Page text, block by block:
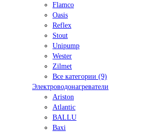
Flamco
Oasis
Reflex
Stout
Unipump
Wester
Zilmet
Все категории (9)
Электроводонагреватели
Ariston
Atlantic
BALLU
Baxi